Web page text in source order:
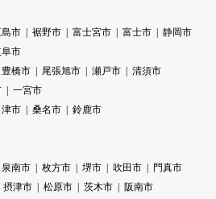
島市 裾野市 富士宮市 富士市
静岡市
市
豊橋市 尾張旭市 瀬戸市
清須市
一宮市
津市 桑名市
鈴鹿市
泉南市 枚方市 堺市 吹田市
門真市
摂津市 松原市 茨木市
阪南市